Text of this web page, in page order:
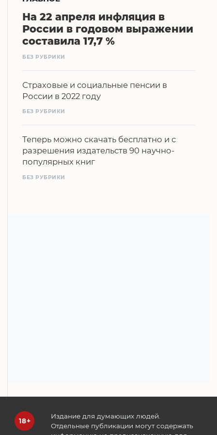
На 22 апреля инфляция в
России в годовом выражении
составила 17,7 %
БЕЗ РУБРИКИ
Страховые и социальные пенсии в
России в 2022 году
БЕЗ РУБРИКИ
Теперь можно скачать бесплатно и с
разрешения издательств 90 научно-
популярных книг
БЕЗ РУБРИКИ
Издание для думающих людей.
Отдельные публикации могут содержать